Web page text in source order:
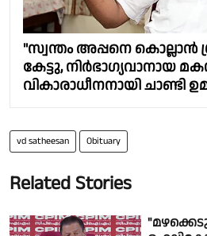
"സ്വന്തം അപ്പനെ കൊല്ലാൻ
കേട്ടു, നിർഭാഗ്യവാനായ
വികാരാധീനനായി ചാണ്ടി
vd satheesan Obituary
Related Stories